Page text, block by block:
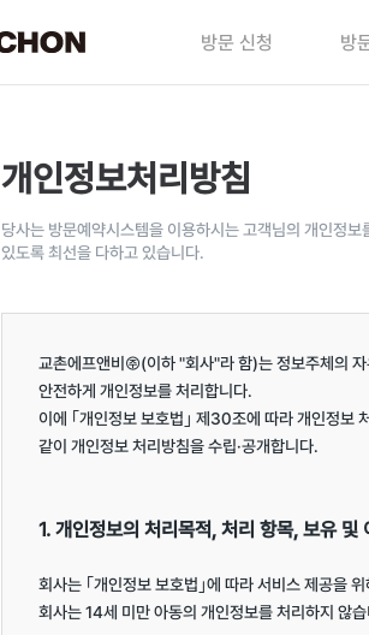
방문 신청 방
개인정보처리방침
당사는 방문예약시스템을 이용하시는 고객님의 개인정
있도록 최선을 다하고 있습니다.
교촌에프앤비㈜(이하 "회사"라 함)는 정보주체의
안전하게 개인정보를 처리합니다.
이에 ｢개인정보 보호법｣ 제30조에 따라 개인정보
같이 개인정보 처리방침을 수립·공개합니다.
1. 개인정보의 처리목적, 처리 항목, 보유 및
회사는 ｢개인정보 보호법｣에 따라 서비스 제공을
회사는 14세 미만 아동의 개인정보를 처리하지 않